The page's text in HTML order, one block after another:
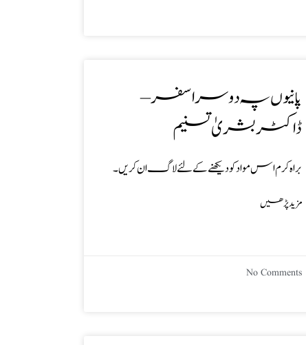
پانیوں پہ دوسرا سفر –
ڈاکٹر بشریٰ تسنیم
براہ کرم اس مواد کو دیکھنے کے لئے لاگ ان کریں۔
مزید پڑھیں
No Comments